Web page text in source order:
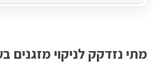
מתי נזדקק לניקוי מזגנים